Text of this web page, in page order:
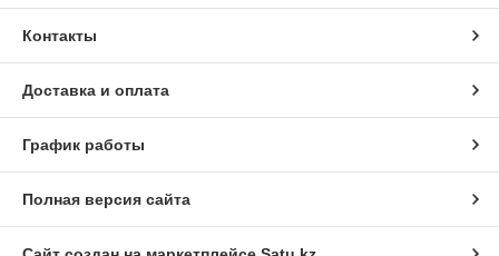
Контакты
Доставка и оплата
График работы
Полная версия сайта